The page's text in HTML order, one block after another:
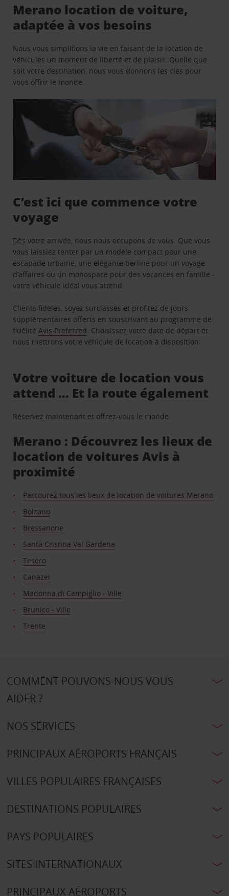
Merano location de voiture,
adaptée à vos besoins
Nous vous simplifions la vie en faisant de la location de
véhicules un moment de liberté et de plaisir. Quelle que
soit votre destination, nous vous donnons les clés pour
vous offrir le monde.
C’est ici que commence votre
voyage
Dès votre arrivée, nous nous occupons de vous. Que vous
vous laissiez tenter par un modèle compact pour une
escapade urbaine, une élégante berline pour un voyage
d’affaires ou un monospace pour des vacances en famille -
votre véhicule idéal vous attend.
Clients fidèles, soyez surclassés et profitez de jours
supplémentaires offerts en souscrivant au programme de
fidélitéAvis Preferred. Choisissez votre date de départ et
nous mettrons votre véhicule de location à disposition.
Votre voiture de location vous
attend … Et la route également
Réservez maintenant et offrez-vous le monde.
Merano : Découvrez les lieux de
location de voitures Avis à
proximité
Parcourez tous les lieux de location de voitures Merano
Bolzano
Bressanone
Santa Cristina Val Gardena
Tesero
Canazei
Madonna di Campiglio - Ville
Brunico - Ville
Trente
COMMENT POUVONS-NOUS VOUS
AIDER ?
NOS SERVICES
PRINCIPAUX AÉROPORTS FRANÇAIS
VILLES POPULAIRES FRANÇAISES
DESTINATIONS POPULAIRES
PAYS POPULAIRES
SITES INTERNATIONAUX
PRINCIPAUX AÉROPORTS